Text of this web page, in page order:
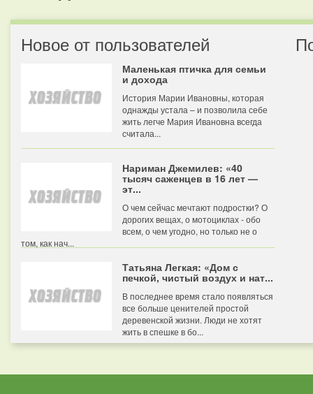
Новое от пользователей
Маленькая птичка для семьи
и дохода
История Марии Ивановны, которая
однажды устала – и позволила себе
жить легче Мария Ивановна всегда
считала...
Нариман Джемилев: «40
тысяч саженцев в 16 лет —
эт...
О чем сейчас мечтают подростки? О
дорогих вещах, о мотоциклах - обо
всем, о чем угодно, но только не о
том, как нач...
Татьяна Легкая: «Дом с
печкой, чистый воздух и нат...
В последнее время стало появляться
все больше ценителей простой
деревенской жизни. Люди не хотят
жить в спешке в бо...